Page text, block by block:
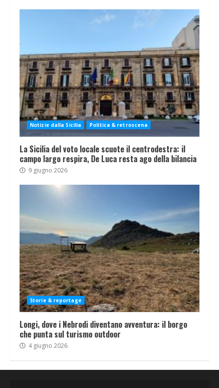
Notizie dalla Sicilia Politica & retroscena
La Sicilia del voto locale scuote il centrodestra: il
campo largo respira, De Luca resta ago della bilancia
9 giugno 2026
Storie & reportage
Longi, dove i Nebrodi diventano avventura: il borgo
che punta sul turismo outdoor
4 giugno 2026